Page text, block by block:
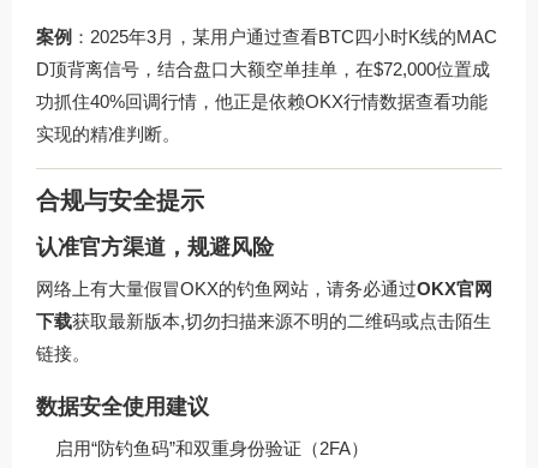
案例 ：2025年3月，某用户通过查看BTC四小时K线的MAC
D顶背离信号，结合盘口大额空单挂单，在$72,000位置成
功抓住40%回调行情，他正是依赖OKX行情数据查看功能
实现的精准判断。
合规与安全提示
认准官方渠道，规避风险
网络上有大量假冒OKX的钓鱼网站，请务必通过OKX官网
下载获取最新版本,切勿扫描来源不明的二维码或点击陌生
链接。
数据安全使用建议
启用“防钓鱼码”和双重身份验证（2FA）